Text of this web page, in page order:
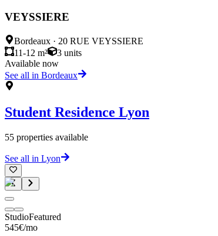
VEYSSIERE
Bordeaux · 20 RUE VEYSSIERE
11-12 m²
3 units
Available now
See all in Bordeaux
Student Residence Lyon
55 properties available
See all in Lyon
StudioFeatured
545€/mo